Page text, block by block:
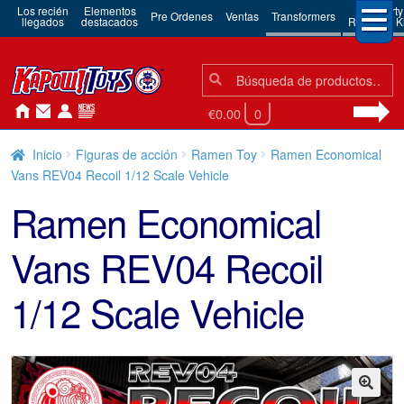
Los recién
llegados
Elementos
destacados Pre Ordenes Ventas Transformers 3rd Party
Robots &
Búsqueda:
Búsqueda
€0.00 0
Inicio Figuras de acción Ramen Toy
Ramen Economical
Vans REV04 Recoil 1/12 Scale Vehicle
Ramen Economical
Vans REV04 Recoil
1/12 Scale Vehicle